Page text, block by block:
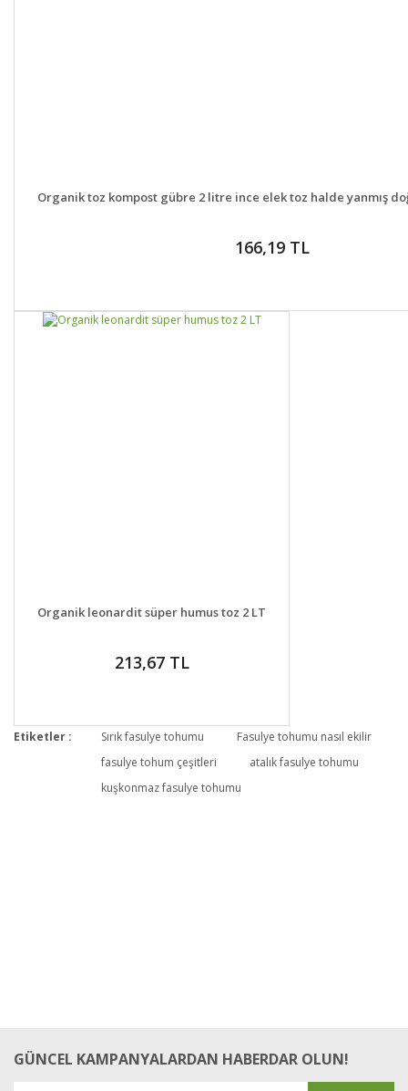
DETAYLAR
Organik toz kompost gübre 2 litre ince elek toz halde yanmış
166,19 TL
DETAYLAR
Organik leonardit süper humus toz 2 LT
213,67 TL
Etiketler : Sırık fasulye tohumu
Fasulye tohumu nasıl ekilir
fasulye tohum çeşitleri
atalık fasulye tohumu
kuşkonmaz fasulye tohumu
GÜNCEL KAMPANYALARDAN HABERDAR OLUN!